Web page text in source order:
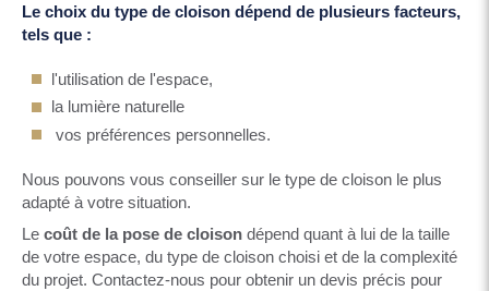
Le choix du type de cloison dépend de plusieurs facteurs,
tels que :
l'utilisation de l'espace,
la lumière naturelle
vos préférences personnelles.
Nous pouvons vous conseiller sur le type de cloison le plus
adapté à votre situation.
Le coût de la pose de cloison dépend quant à lui de la taille
de votre espace, du type de cloison choisi et de la complexité
du projet. Contactez-nous pour obtenir un devis précis pour